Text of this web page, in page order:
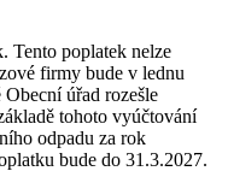
Tento poplatek nelze
firmy bude v lednu
úřad rozešle
tohoto vyúčtování
odpadu za rok
bude do 31.3.2027.